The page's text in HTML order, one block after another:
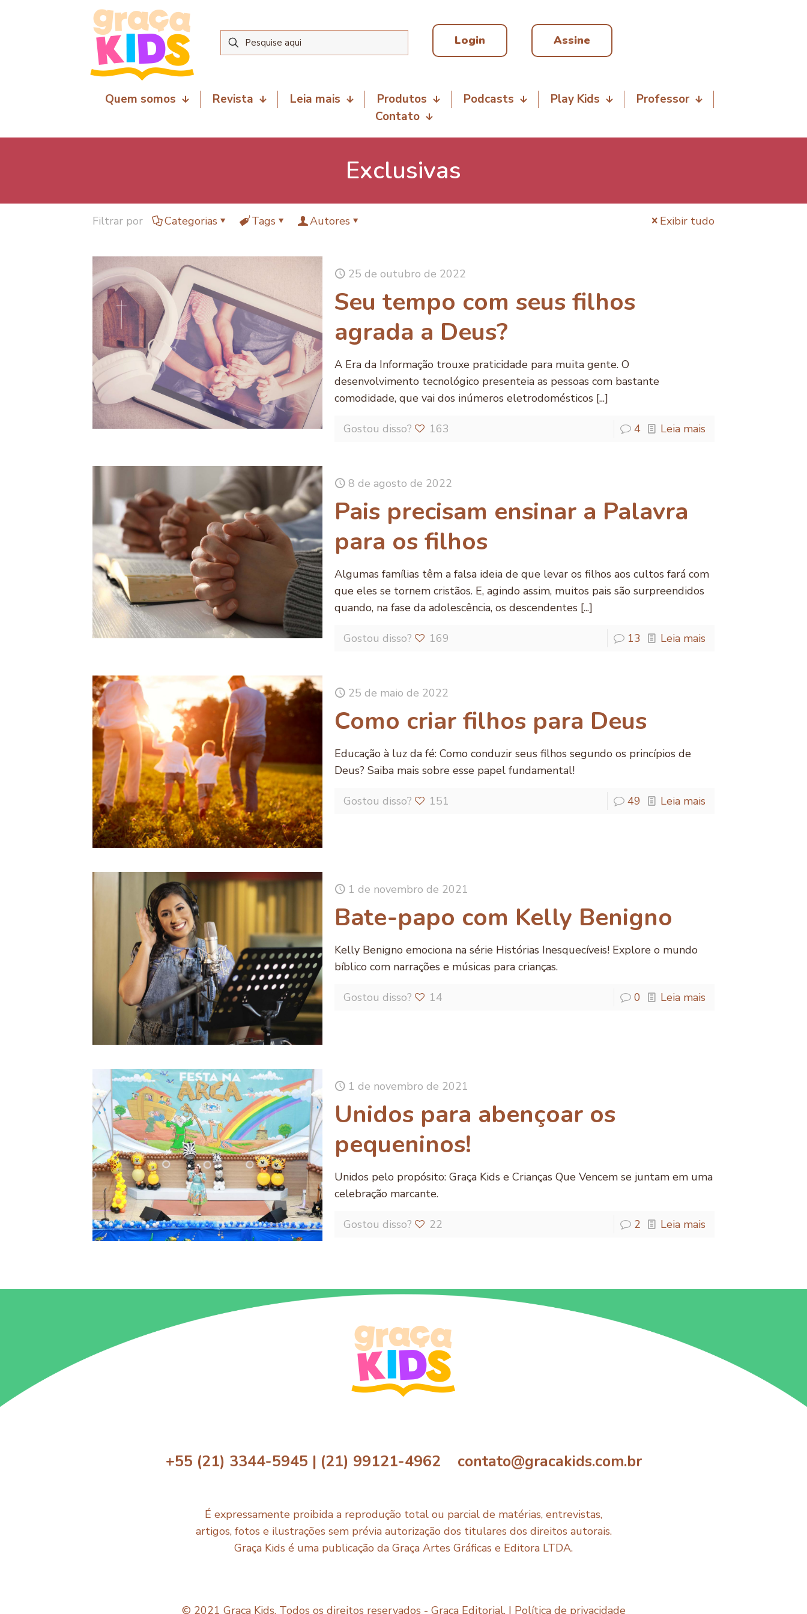
Login Assine
Quem somos Revista Leia mais Produtos Podcasts Play Kids
Professor
Contato
Exclusivas
Filtrar por Categorias Tags Autores Exibir tudo
25 de outubro de 2022
Seu tempo com seus filhos
agrada a Deus?
A Era da Informação trouxe praticidade para muita gente. O
desenvolvimento tecnológico presenteia as pessoas com bastante
comodidade, que vai dos inúmeros eletrodomésticos [...]
Gostou disso? 163 4 Leia mais
8 de agosto de 2022
Pais precisam ensinar a Palavra
para os filhos
Algumas famílias têm a falsa ideia de que levar os filhos aos cultos fará com
que eles se tornem cristãos. E, agindo assim, muitos pais são surpreendidos
quando, na fase da adolescência, os descendentes [...]
Gostou disso? 169 13 Leia mais
25 de maio de 2022
Como criar filhos para Deus
Educação à luz da fé: Como conduzir seus filhos segundo os princípios de
Deus? Saiba mais sobre esse papel fundamental!
Gostou disso? 151 49 Leia mais
1 de novembro de 2021
Bate-papo com Kelly Benigno
Kelly Benigno emociona na série Histórias Inesquecíveis! Explore o mundo
bíblico com narrações e músicas para crianças.
Gostou disso? 14 0 Leia mais
1 de novembro de 2021
Unidos para abençoar os
pequeninos!
Unidos pelo propósito: Graça Kids e Crianças Que Vencem se juntam em uma
celebração marcante.
Gostou disso? 22 2 Leia mais
+55 (21) 3344-5945 | (21) 99121-4962 contato@gracakids.com.br
É expressamente proibida a reprodução total ou parcial de matérias, entrevistas,
artigos, fotos e ilustrações sem prévia autorização dos titulares dos direitos autorais.
Graça Kids é uma publicação da Graça Artes Gráficas e Editora LTDA.
© 2021 Graça Kids. Todos os direitos reservados - Graça Editorial. | Política de privacidade